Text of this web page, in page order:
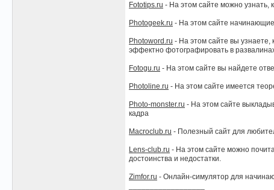
Fototips.ru - На этом сайте можно узнать,
Photogeek.ru - На этом сайте
Photoword.ru - На этом сайте вы узнаете,
эффектно фотографировать в
Fotogu.ru - На этом сайте вы найдете
Photoline.ru - На этом сайте имеется
Photo-monster.ru - На этом сайте
кадра
Macroclub.ru - Полезный сайт для
Lens-club.ru - На этом сайте можно
достоинства и недостатки.
Zimfor.ru - Онлайн-симулятор для